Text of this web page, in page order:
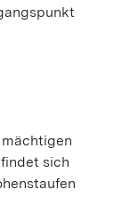
sich